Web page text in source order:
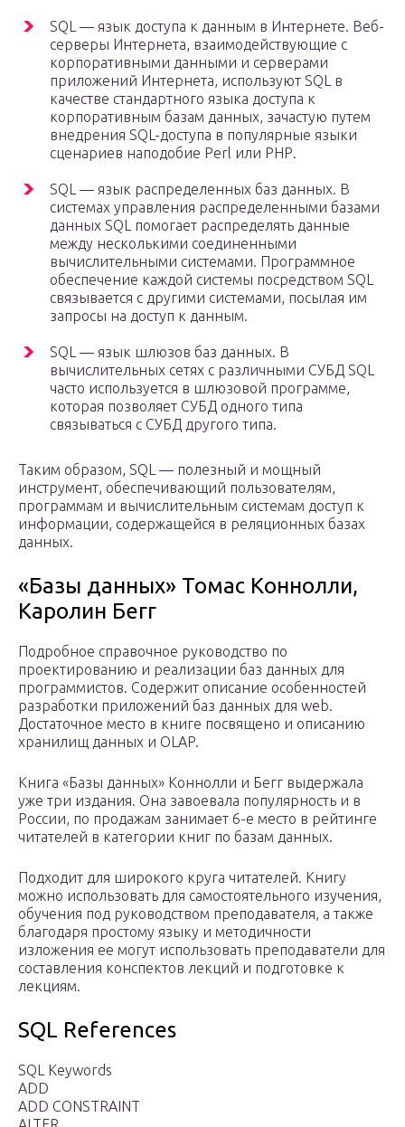
SQL — язык доступа к данным в Интернете. Веб-
серверы Интернета, взаимодействующие с
корпоративными данными и серверами
приложений Интернета, используют SQL в
качестве стандартного языка доступа к
корпоративным базам данных, зачастую путем
внедрения SQL-доступа в популярные языки
сценариев наподобие Perl или РНР.
SQL — язык распределенных баз данных. В
системах управления распределенными базами
данных SQL помогает распределять данные
между несколькими соединенными
вычислительными системами. Программное
обеспечение каждой системы посредством SQL
связывается с другими системами, посылая им
запросы на доступ к данным.
SQL — язык шлюзов баз данных. В
вычислительных сетях с различными СУБД SQL
часто используется в шлюзовой программе,
которая позволяет СУБД одного типа
связываться с СУБД другого типа.
Таким образом, SQL — полезный и мощный
инструмент, обеспечивающий пользователям,
программам и вычислительным системам доступ к
информации, содержащейся в реляционных базах
данных.
«Базы данных» Томас Коннолли,
Каролин Бегг
Подробное справочное руководство по
проектированию и реализации баз данных для
программистов. Содержит описание особенностей
разработки приложений баз данных для web.
Достаточное место в книге посвящено и описанию
хранилищ данных и OLAP.
Книга «Базы данных» Коннолли и Бегг выдержала
уже три издания. Она завоевала популярность и в
России, по продажам занимает 6-е место в рейтинге
читателей в категории книг по базам данных.
Подходит для широкого круга читателей. Книгу
можно использовать для самостоятельного изучения,
обучения под руководством преподавателя, а также
благодаря простому языку и методичности
изложения ее могут использовать преподаватели для
составления конспектов лекций и подготовке к
лекциям.
SQL References
SQL Keywords
ADD
ADD CONSTRAINT